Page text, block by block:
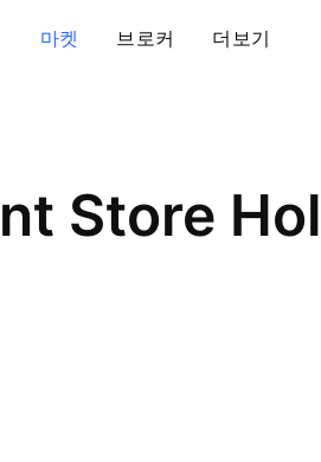
마켓 브로커 더보기